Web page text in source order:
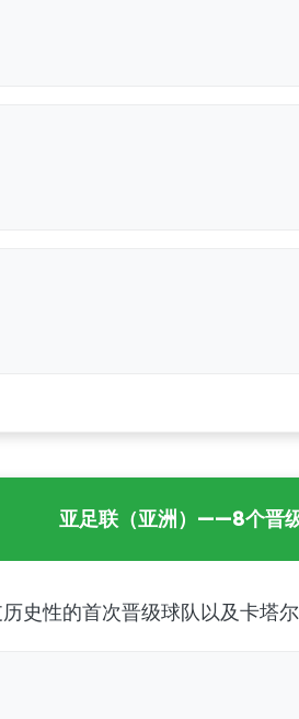
亚足联（亚洲）——8个晋
史性的首次晋级球队以及卡塔